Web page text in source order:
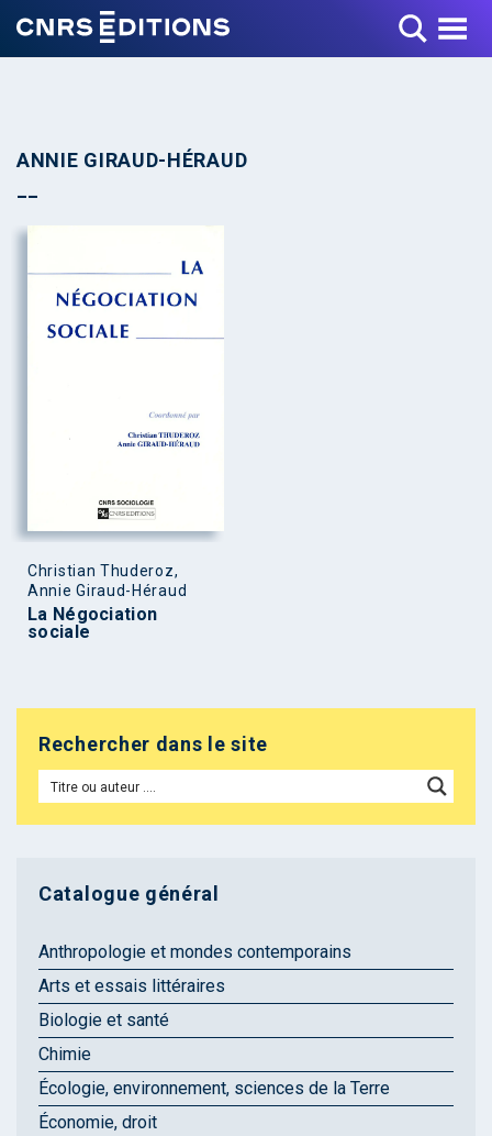
Toggle Menu
ANNIE GIRAUD-HÉRAUD
Christian Thuderoz,
Annie Giraud-Héraud
La Négociation
sociale
Rechercher dans le site
Catalogue général
Anthropologie et mondes contemporains
Arts et essais littéraires
Biologie et santé
Chimie
Écologie, environnement, sciences de la Terre
Économie, droit